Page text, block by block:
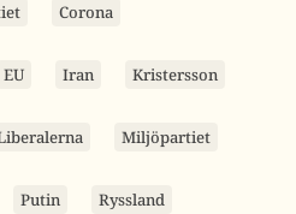
Corona
EU Iran Kristersson
Miljöpartiet
Putin Ryssland